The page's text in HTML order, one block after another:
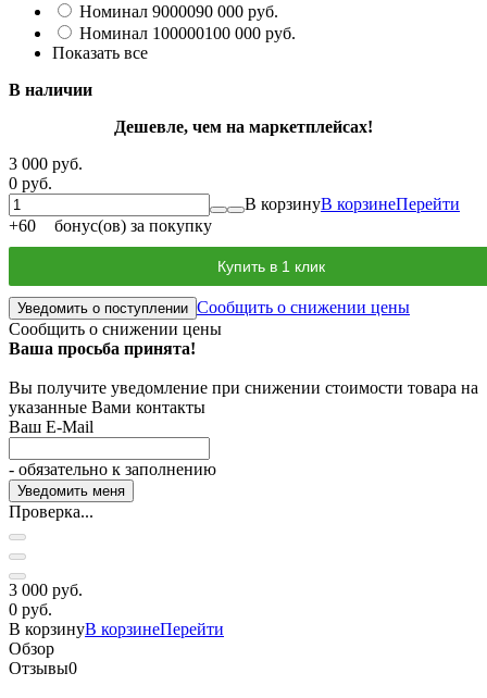
Номинал 9000090 000 руб.
Номинал 100000100 000 руб.
Показать все
В наличии
Дешевле, чем на маркетплейсах!
3 000 руб.
0 руб.
В корзинуВ корзинеПерейти
+60 бонус(ов) за покупку
Купить в 1 клик
Уведомить о поступлении Сообщить о снижении цены
Сообщить о снижении цены
Ваша просьба принята!
Вы получите уведомление при снижении стоимости товара на
указанные Вами контакты
Ваш E-Mail
- обязательно к заполнению
Проверка...
3 000 руб.
0 руб.
В корзинуВ корзинеПерейти
Обзор
Отзывы0